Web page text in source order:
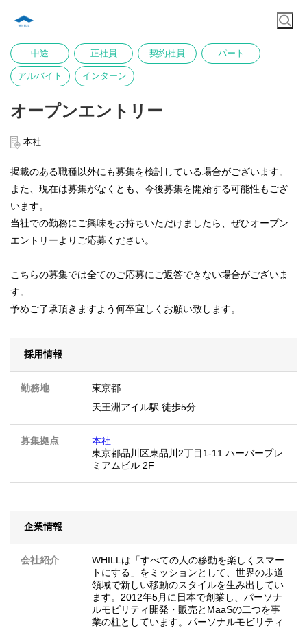
中途 正社員 契約社員 パート
アルバイト インターン
オープンエントリー
本社
掲載のある職種以外にも募集を検討している場合がございます。
また、現在は募集がなくとも、今後募集を開始する可能性もござ
います。
当社での勤務にご興味をお持ちいただけましたら、ぜひオープン
エントリーよりご応募ください。
こちらの募集では全てのご応募にご返答できない場合がございま
す。
予めご了承頂きますよう何卒宜しくお願い致します。
採用情報
勤務地
東京都
天王洲アイル駅 徒歩5分
募集拠点
本社
東京都品川区東品川2丁目1-11 ハーバープレ
ミアムビル 2F
企業情報
会社紹介
WHILLは「すべての人の移動を楽しくスマー
トにする」をミッションとして、世界の歩道
領域で新しい移動のスタイルを生み出してい
ます。2012年5月に日本で創業し、パーソナ
ルモビリティ開発・販売とMaaSの二つを事
業の柱としています。パーソナルモビリティ